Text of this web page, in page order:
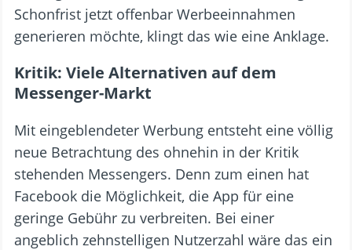
Schonfrist jetzt offenbar Werbeeinnahmen
generieren möchte, klingt das wie eine Anklage.
Kritik: Viele Alternativen auf dem
Messenger-Markt
Mit eingeblendeter Werbung entsteht eine völlig
neue Betrachtung des ohnehin in der Kritik
stehenden Messengers. Denn zum einen hat
Facebook die Möglichkeit, die App für eine
geringe Gebühr zu verbreiten. Bei einer
angeblich zehnstelligen Nutzerzahl wäre das ein